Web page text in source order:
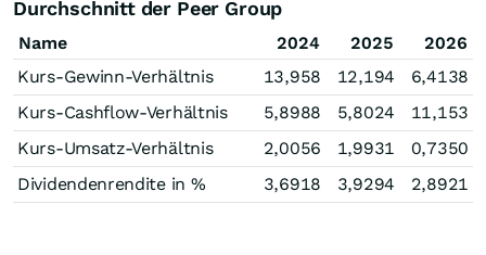
Durchschnitt der Peer Group
Name 2024 2025
2026
Kurs-Gewinn-Verhältnis
13,958 12,194
6,4138
Kurs-Cashflow-Verhältnis
5,8988 5,8024
11,153
Kurs-Umsatz-Verhältnis
2,0056 1,9931
0,7350
Dividendenrendite in %
3,6918 3,9294 2,8921